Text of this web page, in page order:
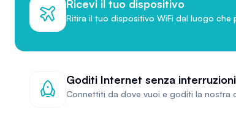
Ricevi il tuo dispositivo
Ritira il tuo dispositivo WiFi dal luogo che
Goditi Internet senza interruzioni
Connettiti da dove vuoi e goditi la nostra